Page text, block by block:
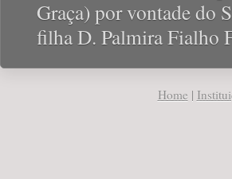
Graça) por vontade do
filha D. Palmira Fialho
Home |